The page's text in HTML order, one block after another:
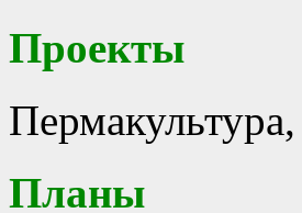
Проекты
Планы